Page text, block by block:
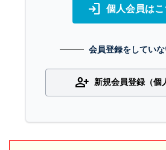
login 個人会員はこ
会員登録をしてい
person_add 新規会員登録（個